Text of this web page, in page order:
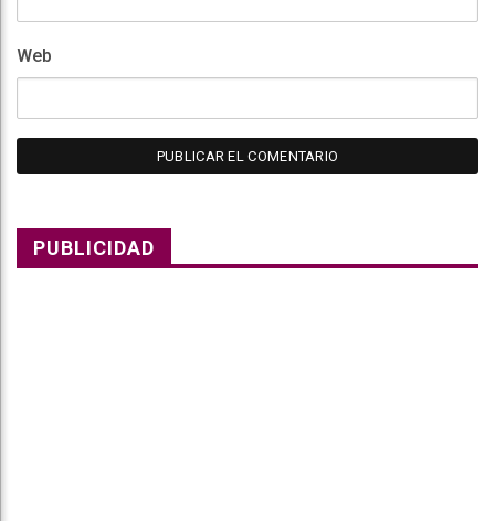
Web
PUBLICIDAD